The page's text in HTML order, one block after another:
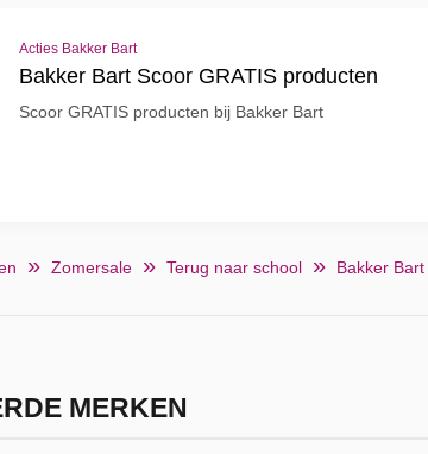
Acties Bakker Bart
Bakker Bart Scoor GRATIS producten
Scoor GRATIS producten bij Bakker Bart
Zomersale Terug naar school Bakker
MERKEN